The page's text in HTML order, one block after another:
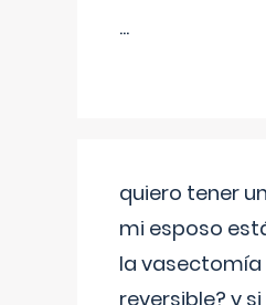
...
quiero tener
mi esposo
la vasectomía
reversible? y si